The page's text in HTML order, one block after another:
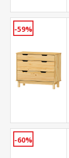
-59%
-60%